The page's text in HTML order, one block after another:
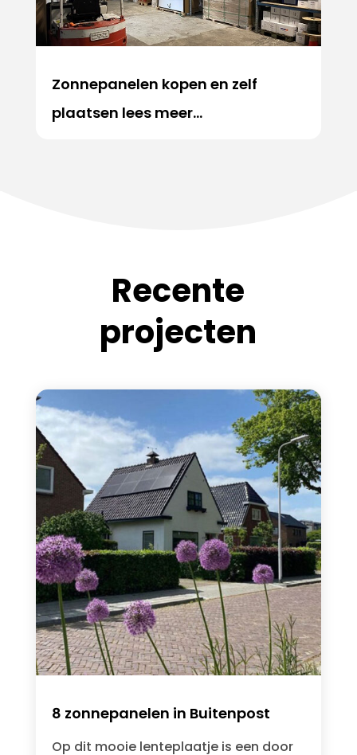
Zonnepanelen kopen en zelf
plaatsen lees meer…
Recente
projecten
8 zonnepanelen in Buitenpost
Op dit mooie lenteplaatje is een door